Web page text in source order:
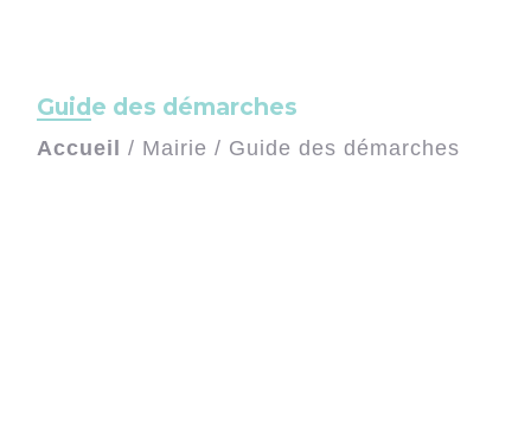
Guide des démarches
Accueil / Mairie / Guide des démarches